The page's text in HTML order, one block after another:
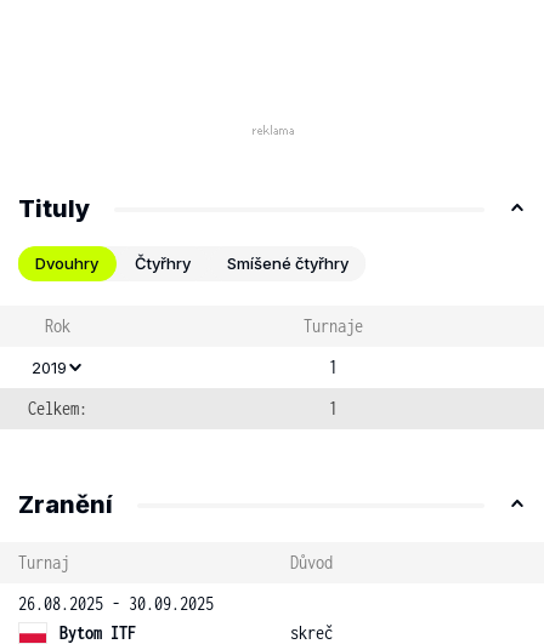
Tituly
Dvouhry Čtyřhry Smíšené čtyřhry
Rok Turnaje
2019
1
Celkem:
1
Zranění
Turnaj
Důvod
26.08.2025 - 30.09.2025
Bytom ITF
skreč